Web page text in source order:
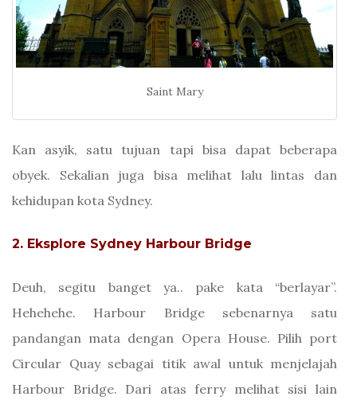
Saint Mary
Kan asyik, satu tujuan tapi bisa dapat beberapa
obyek. Sekalian juga bisa melihat lalu lintas dan
kehidupan kota Sydney.
2. Eksplore Sydney Harbour Bridge
Deuh, segitu banget ya.. pake kata “berlayar”.
Hehehehe. Harbour Bridge sebenarnya satu
pandangan mata dengan Opera House. Pilih port
Circular Quay sebagai titik awal untuk menjelajah
Harbour Bridge. Dari atas ferry melihat sisi lain